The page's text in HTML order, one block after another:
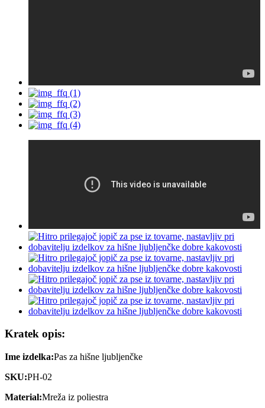
Kratek opis:
Ime izdelka:Pas za hišne ljubljenčke
SKU:PH-02
Material:Mreža iz poliestra